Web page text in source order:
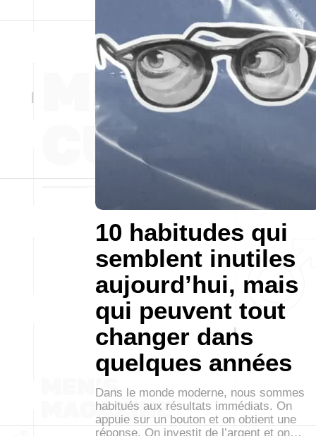
10 habitudes qui
semblent inutiles
aujourd’hui, mais
qui peuvent tout
changer dans
quelques années
Dans le monde moderne, nous sommes
habitués aux résultats immédiats. On
appuie sur un bouton et on obtient une
réponse. On investit de l’argent et on…